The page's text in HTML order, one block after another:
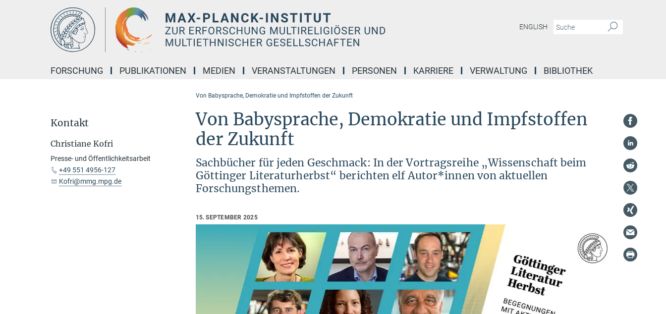
ENGLISH
FORSCHUNG PUBLIKATIONEN MEDIEN VERANSTALTUNGEN PERSONEN KARRIERE VERWALTUNG BIBLIOTHEK
Von Babysprache, Demokratie und Impfstoffen der Zukunft
Von Babysprache, Demokratie und Impfstoffen
der Zukunft
Sachbücher für jeden Geschmack: In der Vortragsreihe „Wissenschaft beim
Göttinger Literaturherbst“ berichten elf Autor*innen von aktuellen
Forschungsthemen.
15. SEPTEMBER 2025
Kontakt
Christiane Kofri
Presse- und Öffentlichkeitsarbeit
+49 551 4956-127
Kofri@mmg.mpg.de